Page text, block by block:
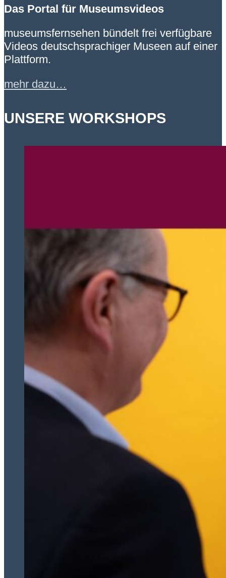
Das Portal für Museumsvideos
museumsfernsehen bündelt frei verfügbare
Videos deutschsprachiger Museen auf einer
Plattform.
mehr dazu…
UNSERE WORKSHOPS